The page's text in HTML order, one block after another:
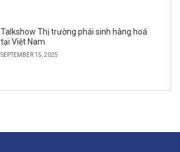
Talkshow Thị trường phái sinh hàng hoá
tại Việt Nam
SEPTEMBER 15, 2025